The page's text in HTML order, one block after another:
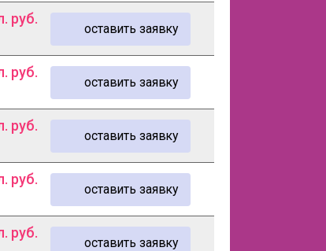
руб.
оставить заявку
руб.
оставить заявку
руб.
оставить заявку
руб.
оставить заявку
руб.
оставить заявку